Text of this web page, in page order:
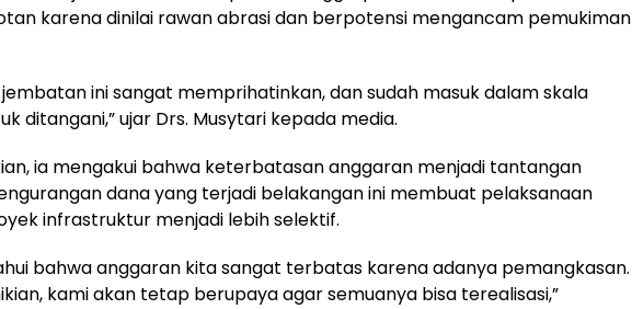
karena dinilai rawan abrasi dan berpotensi mengancam pemukiman
jembatan ini sangat memprihatinkan, dan sudah masuk dalam skala
ditangani,” ujar Drs. Musytari kepada media.
ia mengakui bahwa keterbatasan anggaran menjadi tantangan
dana yang terjadi belakangan ini membuat pelaksanaan
infrastruktur menjadi lebih selektif.
bahwa anggaran kita sangat terbatas karena adanya pemangkasan.
kami akan tetap berupaya agar semuanya bisa terealisasi,”